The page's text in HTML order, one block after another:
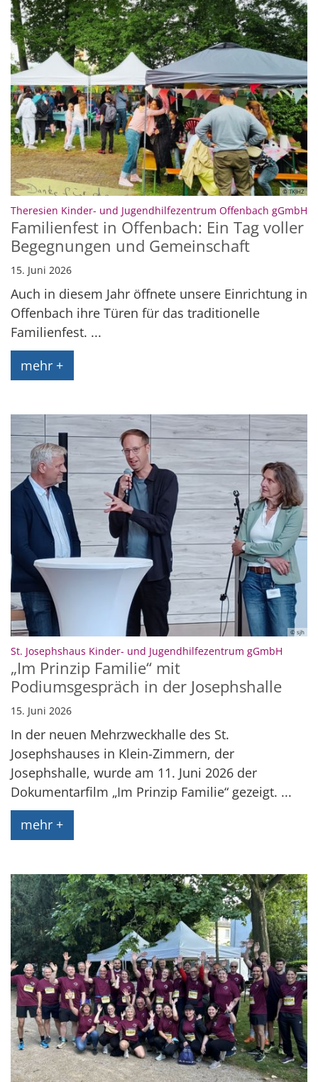
© TKJHZ
Theresien Kinder- und Jugendhilfezentrum Offenbach gGmbH
Familienfest in Offenbach: Ein Tag voller
Begegnungen und Gemeinschaft
15. Juni 2026
Auch in diesem Jahr öffnete unsere Einrichtung in
Offenbach ihre Türen für das traditionelle
Familienfest. ...
mehr +
© sjh
St. Josephshaus Kinder- und Jugendhilfezentrum gGmbH
„Im Prinzip Familie“ mit
Podiumsgespräch in der Josephshalle
15. Juni 2026
In der neuen Mehrzweckhalle des St.
Josephshauses in Klein-Zimmern, der
Josephshalle, wurde am 11. Juni 2026 der
Dokumentarfilm „Im Prinzip Familie“ gezeigt. ...
mehr +